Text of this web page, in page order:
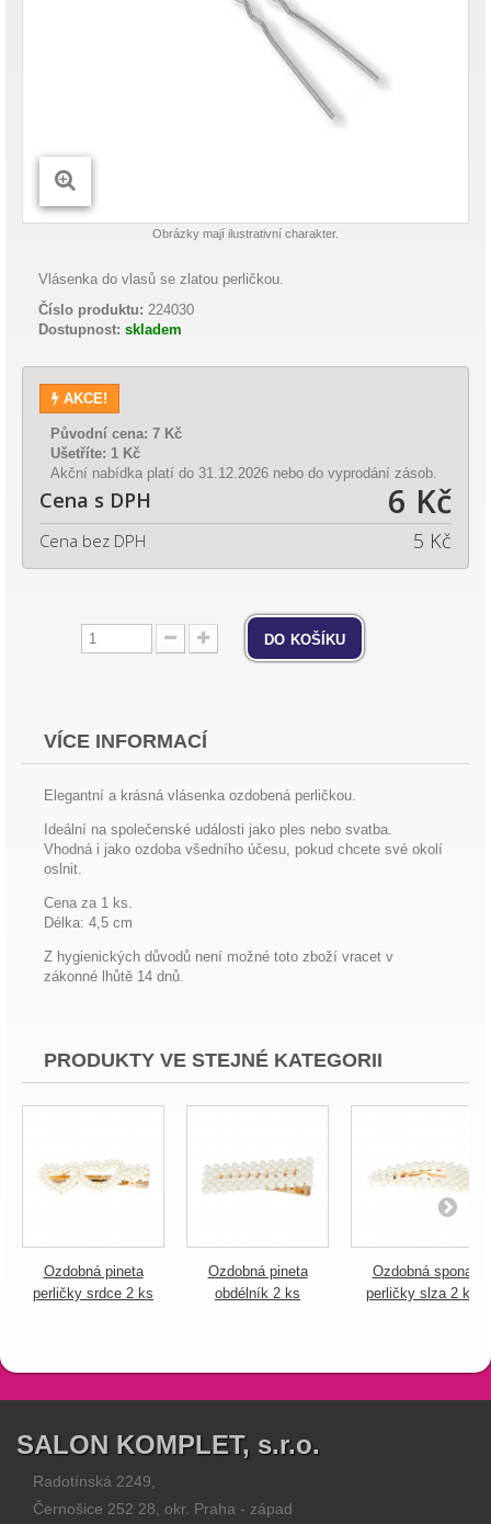
Obrázky mají ilustrativní charakter.
Vlásenka do vlasů se zlatou perličkou.
Číslo produktu: 224030
Dostupnost: skladem
AKCE!
Původní cena: 7 Kč
Ušetříte: 1 Kč
Akční nabídka platí do 31.12.2026 nebo do vyprodání zásob.
Cena s DPH 6 Kč
Cena bez DPH 5 Kč
do košíku
VÍCE INFORMACÍ
Elegantní a krásná vlásenka ozdobená perličkou.
Ideální na společenské události jako ples nebo svatba.
Vhodná i jako ozdoba všedního účesu, pokud chcete své okolí
oslnit.
Cena za 1 ks.
Délka: 4,5 cm
Z hygienických důvodů není možné toto zboží vracet v
zákonné lhůtě 14 dnů.
PRODUKTY VE STEJNÉ KATEGORII
Ozdobná pineta
perličky srdce 2 ks
Ozdobná pineta
obdélník 2 ks
Ozdobná spona
perličky slza 2 ks
SALON KOMPLET, s.r.o.
Radotínská 2249,
Černošice 252 28, okr. Praha - západ